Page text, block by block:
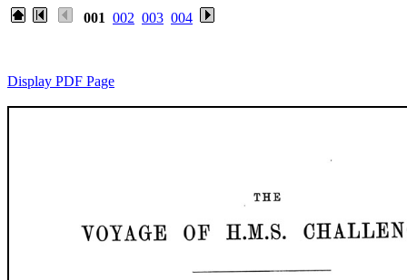
001 002 003 004
Display PDF Page